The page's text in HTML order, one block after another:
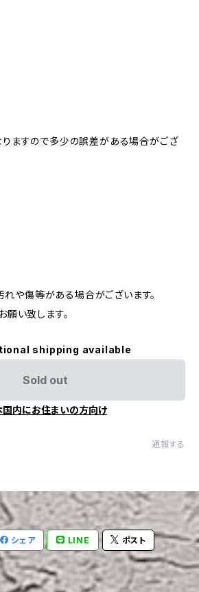
ますので多少の誤差がある場合がござ
や傷等がある場合がございます。
願い致します。
shipping available
Sold out
国内にお住まいの方向け
通報する
シェア LINE ポスト